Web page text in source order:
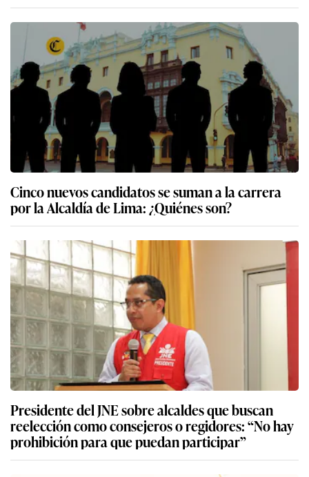
Cinco nuevos candidatos se suman a la carrera
por la Alcaldía de Lima: ¿Quiénes son?
Presidente del JNE sobre alcaldes que buscan
reelección como consejeros o regidores: “No hay
prohibición para que puedan participar”